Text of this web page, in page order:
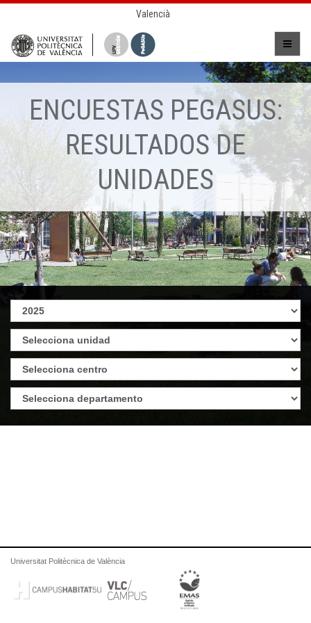
Valencià
ENCUESTAS PEGASUS:
RESULTADOS DE
UNIDADES
Universitat Politècnica de València